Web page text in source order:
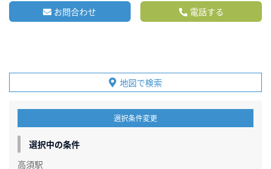
お問合わせ 電話する
地図で検索
選択条件変更
選択中の条件
高須駅